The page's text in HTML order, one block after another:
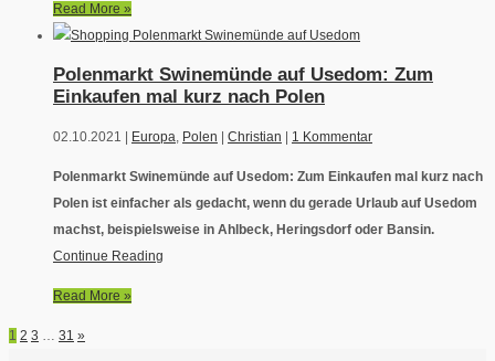
Read More »
Polenmarkt Swinemünde auf Usedom: Zum
Einkaufen mal kurz nach Polen
02.10.2021 | Europa, Polen Christian 1 Kommentar
Polenmarkt Swinemünde auf Usedom: Zum Einkaufen mal kurz nach
Polen ist einfacher als gedacht, wenn du gerade Urlaub auf Usedom
machst, beispielsweise in Ahlbeck, Heringsdorf oder Bansin.
Continue Reading
Read More »
1 2 3 … 31 »